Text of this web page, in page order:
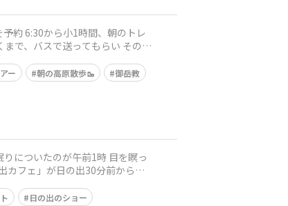
ー 朝の高原散歩🥾
御岳教
日の出のショー